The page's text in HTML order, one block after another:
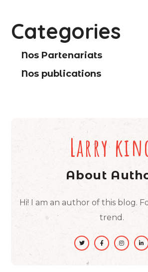
Categories
Nos Partenariats
Nos publications
Larry
About
Hi! I am an author of this blog.
trend.